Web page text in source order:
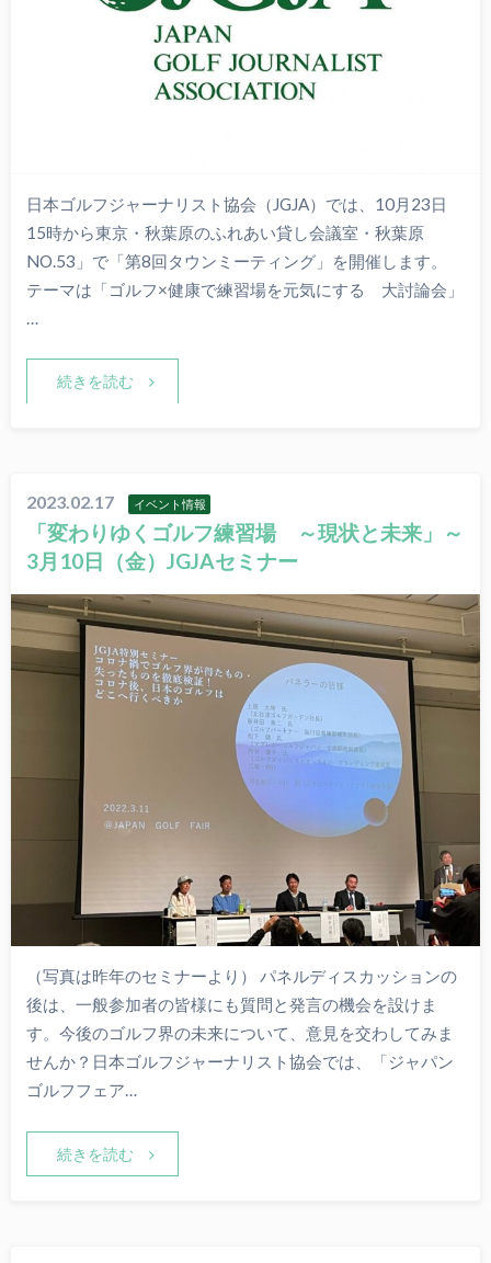
日本ゴルフジャーナリスト協会（JGJA）では、10月23日
15時から東京・秋葉原のふれあい貸し会議室・秋葉原
NO.53」で「第8回タウンミーティング」を開催します。
テーマは「ゴルフ×健康で練習場を元気にする 大討論会」
続きを読む
2023.02.17 イベント情報
「変わりゆくゴルフ練習場 ～現状と未来」～
3月10日（金）JGJAセミナー
（写真は昨年のセミナーより） パネルディスカッションの
後は、一般参加者の皆様にも質問と発言の機会を設けま
す。今後のゴルフ界の未来について、意見を交わしてみま
せんか？日本ゴルフジャーナリスト協会では、「ジャパン
ゴルフフェア…
続きを読む